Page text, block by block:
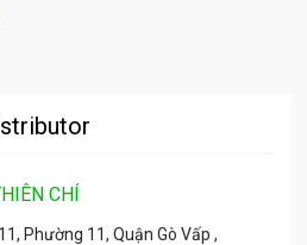
CHÍ
Phường 11, Quận Gò Vấp ,